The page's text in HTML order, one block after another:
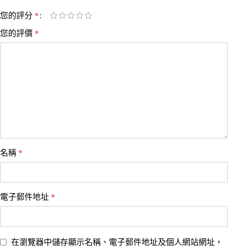
您的評分 *
您的評價 *
名稱 *
電子郵件地址 *
在瀏覽器中儲存顯示名稱、電子郵件地址及個人網站網址，